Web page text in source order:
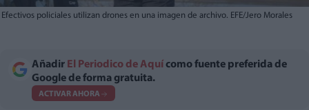
Efectivos policiales utilizan drones en una imagen de archivo. EFE/Jero Morales
Añadir El Periodico de Aquí como fuente preferida de
Google de forma gratuita.
ACTIVAR AHORA